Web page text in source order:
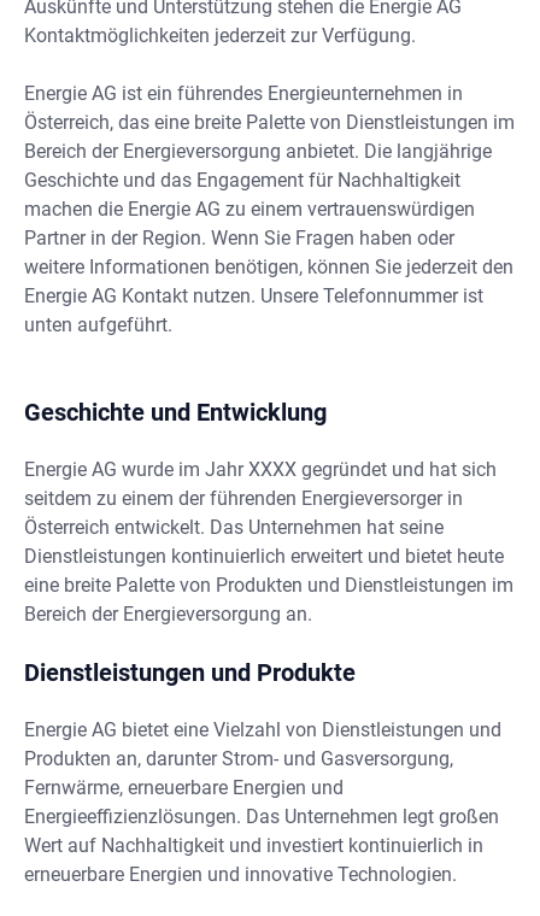
Auskünfte und Unterstützung stehen die Energie AG
Kontaktmöglichkeiten jederzeit zur Verfügung.
Energie AG ist ein führendes Energieunternehmen in
Österreich, das eine breite Palette von Dienstleistungen im
Bereich der Energieversorgung anbietet. Die langjährige
Geschichte und das Engagement für Nachhaltigkeit
machen die Energie AG zu einem vertrauenswürdigen
Partner in der Region. Wenn Sie Fragen haben oder
weitere Informationen benötigen, können Sie jederzeit den
Energie AG Kontakt nutzen. Unsere Telefonnummer ist
unten aufgeführt.
Geschichte und Entwicklung
Energie AG wurde im Jahr XXXX gegründet und hat sich
seitdem zu einem der führenden Energieversorger in
Österreich entwickelt. Das Unternehmen hat seine
Dienstleistungen kontinuierlich erweitert und bietet heute
eine breite Palette von Produkten und Dienstleistungen im
Bereich der Energieversorgung an.
Dienstleistungen und Produkte
Energie AG bietet eine Vielzahl von Dienstleistungen und
Produkten an, darunter Strom- und Gasversorgung,
Fernwärme, erneuerbare Energien und
Energieeffizienzlösungen. Das Unternehmen legt großen
Wert auf Nachhaltigkeit und investiert kontinuierlich in
erneuerbare Energien und innovative Technologien.